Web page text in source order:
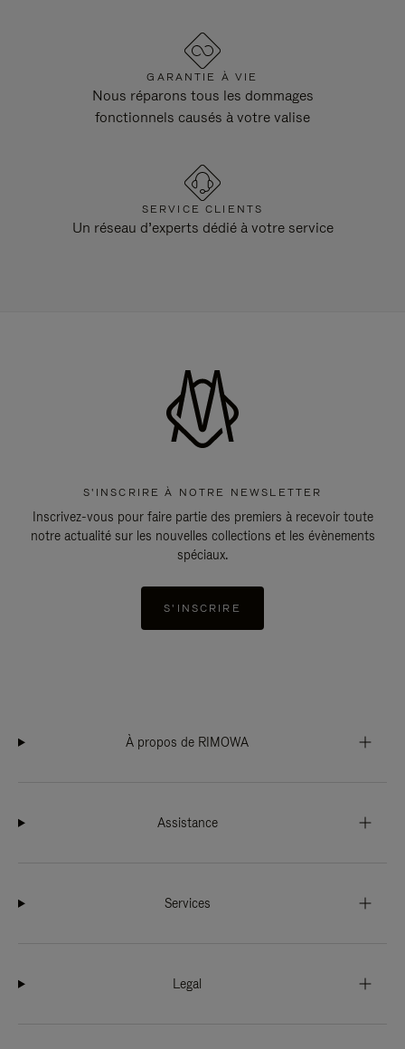
GARANTIE À VIE
Nous réparons tous les dommages
fonctionnels causés à votre valise
SERVICE CLIENTS
Un réseau d’experts dédié à votre service
S'INSCRIRE À NOTRE NEWSLETTER
Inscrivez-vous pour faire partie des premiers à recevoir toute
notre actualité sur les nouvelles collections et les évènements
spéciaux.
S'INSCRIRE
À propos de RIMOWA
Assistance
Services
Legal